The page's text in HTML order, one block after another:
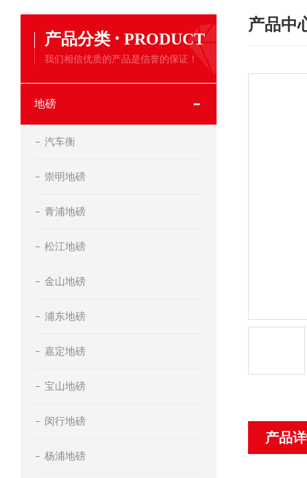
产品分类 · PRODUCT
我们相信优质的产品是信誉的保证！
地磅
汽车衡
崇明地磅
青浦地磅
松江地磅
金山地磅
浦东地磅
嘉定地磅
宝山地磅
闵行地磅
杨浦地磅
产品中
产品